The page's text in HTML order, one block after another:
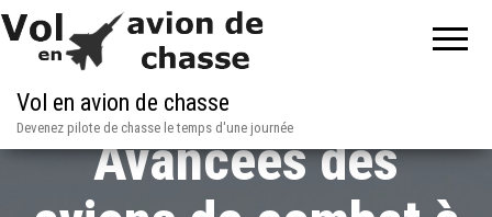
Vol en avion de chasse
Devenez pilote de chasse le temps d'une journée
Avancées des